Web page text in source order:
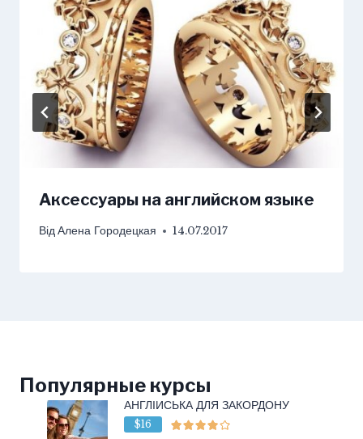
Aксессуары на английском языке
ВідАлена Городецкая 14.07.2017
Популярные курсы
АНГЛІЙСЬКА ДЛЯ ЗАКОРДОНУ
$16